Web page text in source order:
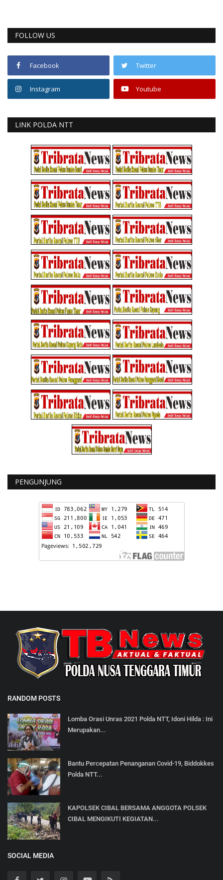
FOLLOW US
Facebook Twitter
Instagram Youtube
LINK POLDA NTT
PENGUNJUNG
RANDOM POSTS
Lomba Orasi Unras 2021 Polda NTT, Idoni Hilda : Ini
Merupakan...
Bantu Percepatan Penanganan Covid-19, Biddokkes
Polda NTT...
KAPOLSEK CIBAL BERSAMA ANGGOTA POLSEK
CIBAL MENGIKUTI KEGIATAN...
SOCIAL MEDIA